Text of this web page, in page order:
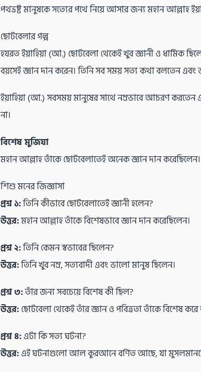
পথভ্রষ্ট মানুষকে সত্যের পথে নিয়ে আসার জন্য মহান আল্লাহ
ছোটবেলার গল্প
হযরত ইয়াহিয়া (আ.) ছোটবেলা থেকেই খুব জ্ঞানী ও ধার্মিক
বয়সেই জ্ঞান দান করেন। তিনি সব সময় সত্য কথা বলতেন
ইয়াহিয়া (আ.) সবসময় মানুষের সাথে নম্রভাবে আচরণ
না।
বিশেষ মুজিযা
মহান আল্লাহ তাঁকে ছোটবেলাতেই অনেক জ্ঞান দান করেছিলেন।
শিশু মনের জিজ্ঞাসা
প্রশ্ন ১:তিনি কীভাবে ছোটবেলাতেই জ্ঞানী হলেন?
উত্তর:মহান আল্লাহ তাঁকে বিশেষভাবে জ্ঞান দান করেছিলেন।
প্রশ্ন ২:তিনি কেমন স্বভাবের ছিলেন?
উত্তর:তিনি খুব নম্র, সত্যবাদী এবং ভালো মানুষ ছিলেন।
প্রশ্ন ৩:তাঁর জন্য সবচেয়ে বিশেষ কী ছিল?
উত্তর: ছোটবেলা থেকেই তাঁর জ্ঞান ও পবিত্রতা তাঁকে বিশেষ
প্রশ্ন ৪:এটা কি সত্য ঘটনা?
উত্তর:এই ঘটনাগুলো আল কুরআনে বর্ণিত আছে, যা